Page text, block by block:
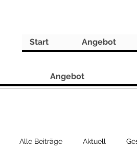
Start Angebot
Alle Beiträge Aktuell
Angebot